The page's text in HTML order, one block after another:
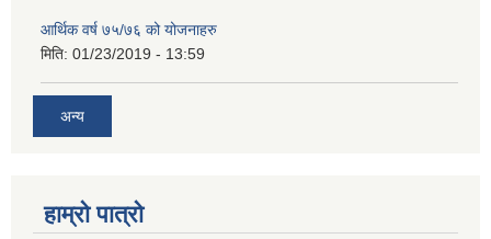
आर्थिक वर्ष ७५/७६ को योजनाहरु
मिति: 01/23/2019 - 13:59
अन्य
हाम्रो पात्रो